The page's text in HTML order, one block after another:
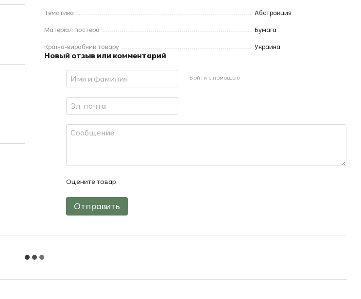
Тематика Абстракция
Матеріал постера Бумага
Країна-виробник товару Украина
Новый отзыв или комментарий
Войти с помощью
Оцените товар
Отправить